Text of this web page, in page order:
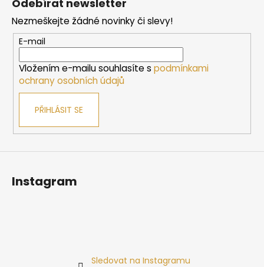
KAMNA
HARVIA
CILINDRO
PC90
10
225
Kč
Odebírat newsletter
Nezmeškejte žádné novinky či slevy!
E-mail
Vložením e-mailu souhlasíte s podmínkami
ochrany osobních údajů
PŘIHLÁSIT SE
Instagram
Sledovat na Instagramu